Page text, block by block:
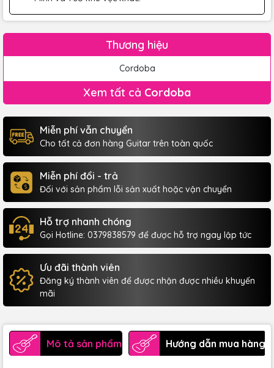
Thương hiệu
Cordoba
Xem tất cả Cordoba
Miễn phí vẫn chuyển
Cho tất cả đơn hàng Guitar trên toàn quốc
Miễn phí đổi - trả
Đối với sản phẩm lỗi sản xuất hoặc vận chuyển
Hỗ trợ nhanh chóng
Gọi Hotline: 0379838579 để được hỗ trợ ngay lập tức
Ưu đãi thành viên
Đăng ký thành viên để được nhận được nhiều khuyến
mãi
Mô tả sản phẩm Hướng dẫn mua hàng